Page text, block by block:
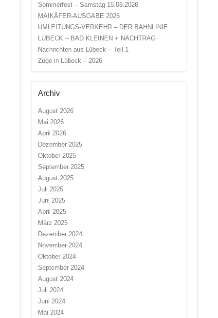
Sommerfest – Samstag 15.08.2026
MAIKÄFER-AUSGABE 2026
UMLEITUNGS-VERKEHR – DER BAHNLINIE
LÜBECK – BAD KLEINEN + NACHTRAG
Nachrichten aus Lübeck – Teil 1
Züge in Lübeck – 2026
Archiv
August 2026
Mai 2026
April 2026
Dezember 2025
Oktober 2025
September 2025
August 2025
Juli 2025
Juni 2025
April 2025
März 2025
Dezember 2024
November 2024
Oktober 2024
September 2024
August 2024
Juli 2024
Juni 2024
Mai 2024